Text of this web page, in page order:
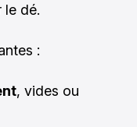
le dé.
:
, vides ou